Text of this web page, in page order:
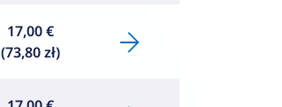
17,00 €
(73,80 zł)